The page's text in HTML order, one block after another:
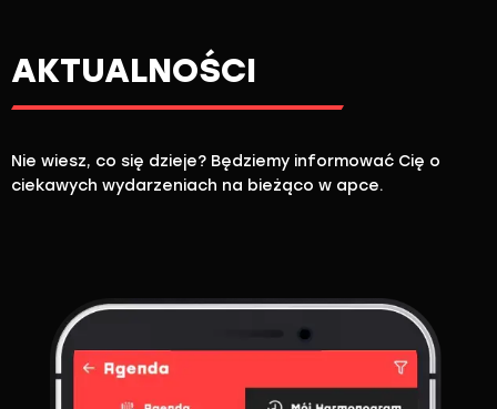
AKTUALNOŚCI
Nie wiesz, co się dzieje? Będziemy informować Cię o
ciekawych wydarzeniach na bieżąco w apce.